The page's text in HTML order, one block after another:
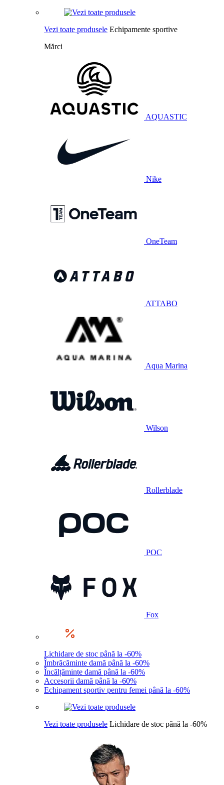
Vezi toate produsele Echipamente sportive
Mărci
AQUASTIC
Nike
OneTeam
ATTABO
Aqua Marina
Wilson
Rollerblade
POC
Fox
Lichidare de stoc până la -60%
Îmbrăcăminte damă până la -60%
Încălțăminte damă până la -60%
Accesorii damă până la -60%
Echipament sportiv pentru femei până la -60%
Vezi toate produsele Lichidare de stoc până la -60%